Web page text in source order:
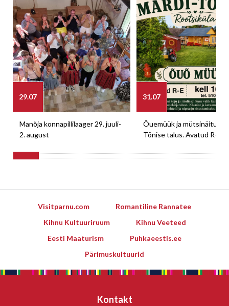
29.07
Manõja konnapillilaager 29. juuli-
2. august
31.07
Õuemüük ja mütsinäitus
Tõnise talus. Avatud R-E
Visitparnu.com
Romantiline Rannatee
Kihnu Kultuuriruum
Kihnu Veeteed
Eesti Maaturism
Puhkaeestis.ee
Pärimuskultuurid
Kontakt